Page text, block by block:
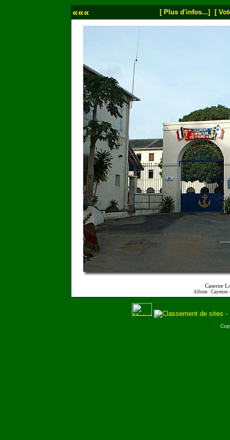
««« [ Plus d'infos...] [
Caserne
Album : Cayenne